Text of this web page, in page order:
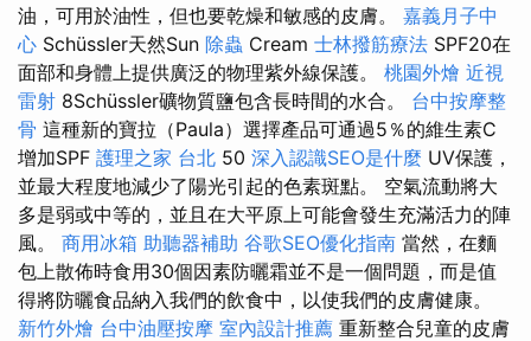
油，可用於油性，但也要乾燥和敏感的皮膚。 嘉義月子中
心 Schüssler天然Sun 除蟲 Cream 士林撥筋療法 SPF20在
面部和身體上提供廣泛的物理紫外線保護。 桃園外燴 近視
雷射 8Schüssler礦物質鹽包含長時間的水合。 台中按摩整
骨 這種新的寶拉（Paula）選擇產品可通過5％的維生素C
增加SPF 護理之家 台北 50 深入認識SEO是什麼 UV保護，
並最大程度地減少了陽光引起的色素斑點。 空氣流動將大
多是弱或中等的，並且在大平原上可能會發生充滿活力的陣
風。 商用冰箱 助聽器補助 谷歌SEO優化指南 當然，在麵
包上散佈時食用30個因素防曬霜並不是一個問題，而是值
得將防曬食品納入我們的飲食中，以使我們的皮膚健康。
新竹外燴 台中油壓按摩 室內設計推薦 重新整合兒童的皮膚